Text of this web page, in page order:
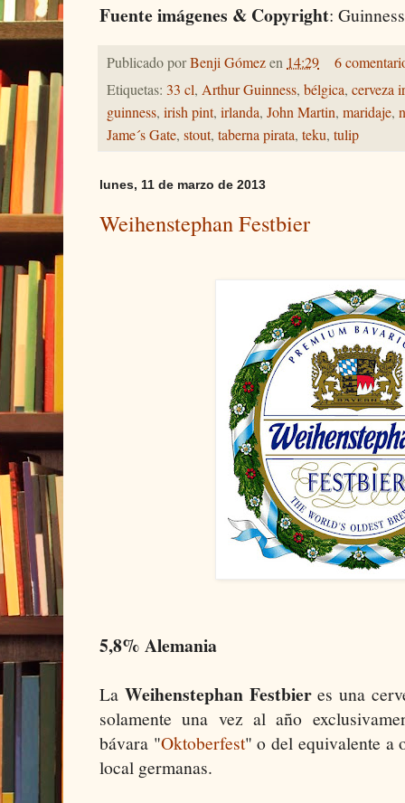
Fuente imágenes & Copyright:
Publicado porBenji Gómezen 14:29
6
Etiquetas: 33 cl, Arthur Guinness, bélgica, cerveza
guinness, irish pint, irlanda, John Martin, maridaje,
Jame´s Gate, stout, taberna pirata, teku, tulip
lunes, 11 de marzo de 2013
Weihenstephan Festbier
5,8% Alemania
La Weihenstephan Festbieres una
solamente una vez al año
bávara "Oktoberfest" o del equivalente a
local germanas.